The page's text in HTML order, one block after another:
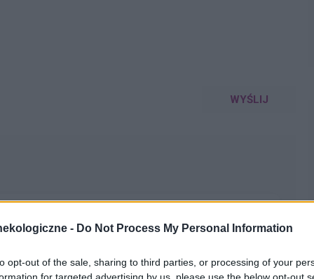
- Do Not Process My Personal Information
opt-out of the sale, sharing to third parties, or processing of your
for targeted advertising by us, please use the below opt-out
WYŚLIJ
W maju myślałam że dostałam pierwszej miesiączki
okres. Przypominało to bardziej takie plamienie i to
śluz który jednego dnia był a na drugi dzień